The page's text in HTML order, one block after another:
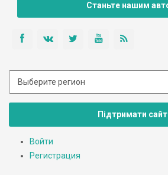
Станьте нашим
Підтримати сайт
Войти
Регистрация